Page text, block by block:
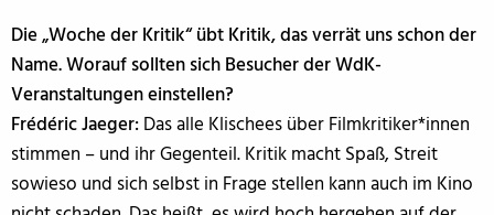
Die „Woche der Kritik“ übt Kritik, das verrät uns schon der
Name. Worauf sollten sich Besucher der WdK-
Veranstaltungen einstellen?
Frédéric Jaeger:Das alle Klischees über Filmkritiker*innen
stimmen – und ihr Gegenteil. Kritik macht Spaß, Streit
sowieso und sich selbst in Frage stellen kann auch im Kino